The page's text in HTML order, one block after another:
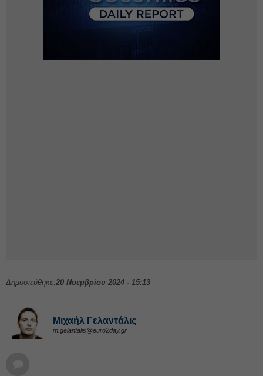
Δημοσιεύθηκε:20 Νοεμβρίου 2024 - 15:13
Μιχαήλ Γελαντάλις
m.gelantalis@euro2day.gr